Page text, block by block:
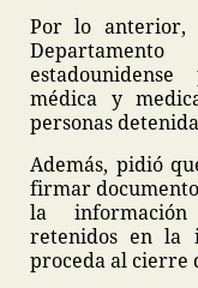
Por lo anterior,
médica y
personas
Además, pidió
firmar
la información
retenidos en la
proceda al cierre